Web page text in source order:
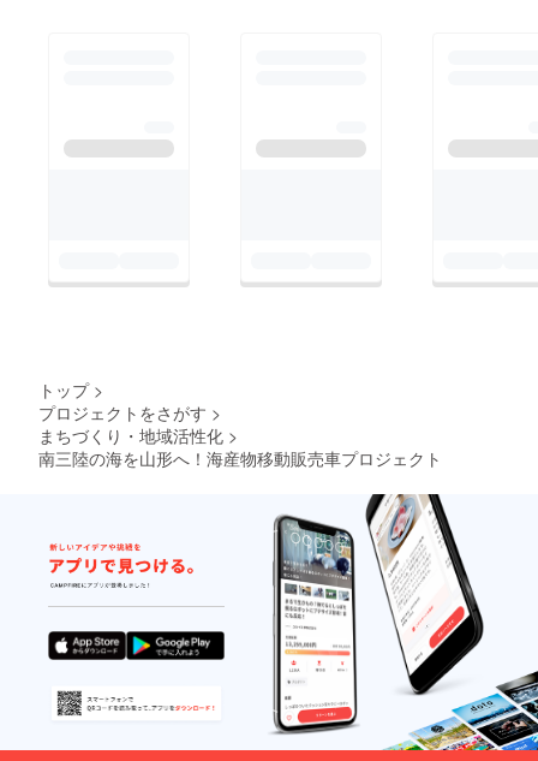
トップ >
プロジェクトをさがす >
まちづくり・地域活性化 >
南三陸の海を山形へ！海産物移動販売車プロジェクト